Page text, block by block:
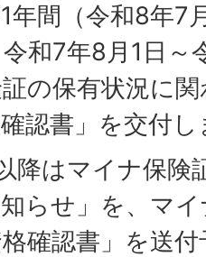
年間（令和8年7
和7年8月1日～
の保有状況に
認書」を交付し
降はマイナ保険
知らせ」を、マ
確認書」を送